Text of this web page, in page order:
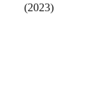
(2023)